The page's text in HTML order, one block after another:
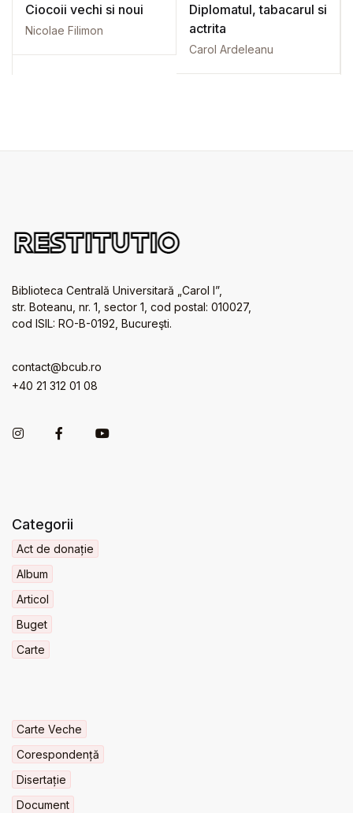
Ciocoii vechi si noui
Nicolae Filimon
Diplomatul, tabacarul si
actrita
Carol Ardeleanu
Biblioteca Centrală Universitară „Carol I”,
str. Boteanu, nr. 1, sector 1, cod postal: 010027,
cod ISIL: RO-B-0192, Bucureşti.
contact@bcub.ro
+40 21 312 01 08
Categorii
Act de donație
Album
Articol
Buget
Carte
Carte Veche
Corespondență
Disertație
Document